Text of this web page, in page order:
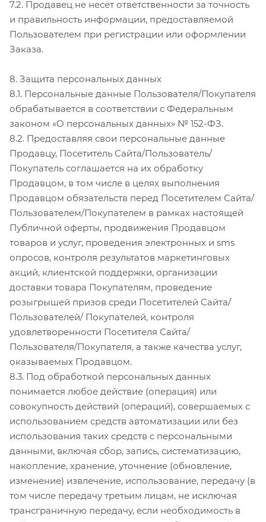
7.2. Продавец не несет ответственности за точность
и правильность информации, предоставляемой
Пользователем при регистрации или оформлении
Заказа.
8. Защита персональных данных
8.1. Персональные данные Пользователя/Покупателя
обрабатывается в соответствии с Федеральным
законом «О персональных данных» № 152-ФЗ.
8.2. Предоставляя свои персональные данные
Продавцу, Посетитель Сайта/Пользователь/
Покупатель соглашается на их обработку
Продавцом, в том числе в целях выполнения
Продавцом обязательств перед Посетителем Сайта/
Пользователем/Покупателем в рамках настоящей
Публичной оферты, продвижения Продавцом
товаров и услуг, проведения электронных и sms
опросов, контроля результатов маркетинговых
акций, клиентской поддержки, организации
доставки товара Покупателям, проведение
розыгрышей призов среди Посетителей Сайта/
Пользователей/ Покупателей, контроля
удовлетворенности Посетителя Сайта/
Пользователя/Покупателя, а также качества услуг,
оказываемых Продавцом.
8.3. Под обработкой персональных данных
понимается любое действие (операция) или
совокупность действий (операций), совершаемых с
использованием средств автоматизации или без
использования таких средств с персональными
данными, включая сбор, запись, систематизацию,
накопление, хранение, уточнение (обновление,
изменение) извлечение, использование, передачу (в
том числе передачу третьим лицам, не исключая
трансграничную передачу, если необходимость в